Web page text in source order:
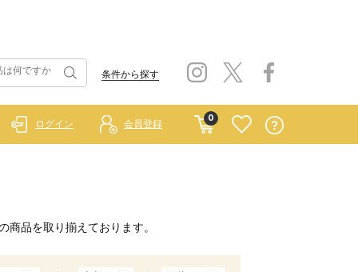
条件から探す
0
ログイン 会員登録
商品を取り揃えております。